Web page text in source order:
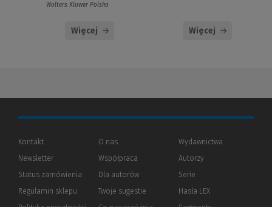
Wolters Kluwer Polska
Więcej Więcej
Kontakt
Newsletter
Status zamówienia
Regulamin sklepu
O nas
Współpraca
Dla autorów(Nowe
(Link
innej
strony)
Twoje sugestie
Wydawnictwa
Autorzy
Serie
Hasła LEX